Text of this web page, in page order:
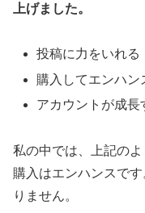
上げました。
投稿に力をいれる
購入してエンハン
アカウントが成長
私の中では、上記のよ
購入はエンハンスで
りません。